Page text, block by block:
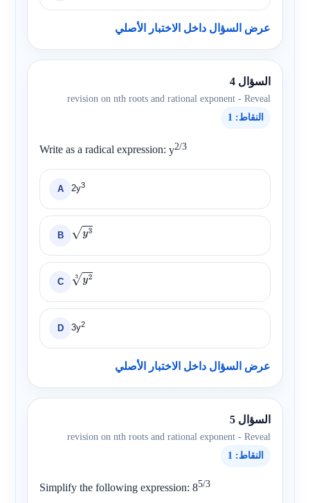
عرض السؤال داخل الاختبار الأصلي
السؤال 4
revision on nth roots and rational exponent - Reveal
النقاط: 1
Write as a radical expression:y2/3
A 2y3
B y3
C y2 3
D 3y2
عرض السؤال داخل الاختبار الأصلي
السؤال 5
revision on nth roots and rational exponent - Reveal
النقاط: 1
Simplify the following expression:85/3